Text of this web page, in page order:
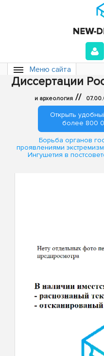
Меню сайта
Диссертации
и археология //
Открыть
более 800
Борьба органов
проявлениями
Ингушетия в